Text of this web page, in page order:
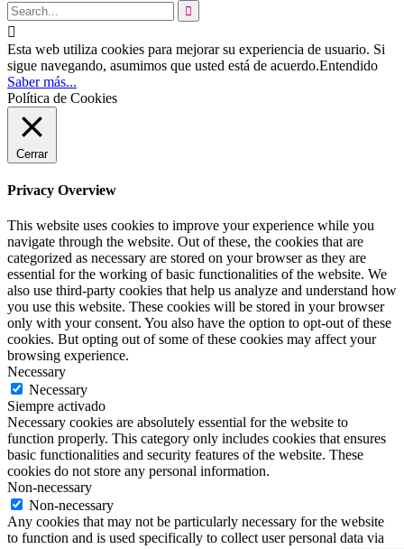


Esta web utiliza cookies para mejorar su experiencia de usuario. Si
sigue navegando, asumimos que usted está de acuerdo.Entendido
Saber más...
Política de Cookies
Cerrar
Privacy Overview
This website uses cookies to improve your experience while you
navigate through the website. Out of these, the cookies that are
categorized as necessary are stored on your browser as they are
essential for the working of basic functionalities of the website. We
also use third-party cookies that help us analyze and understand how
you use this website. These cookies will be stored in your browser
only with your consent. You also have the option to opt-out of these
cookies. But opting out of some of these cookies may affect your
browsing experience.
Necessary
Necessary
Siempre activado
Necessary cookies are absolutely essential for the website to
function properly. This category only includes cookies that ensures
basic functionalities and security features of the website. These
cookies do not store any personal information.
Non-necessary
Non-necessary
Any cookies that may not be particularly necessary for the website
to function and is used specifically to collect user personal data via